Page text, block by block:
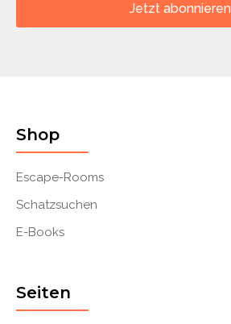
Jetzt abonnieren
Shop
Escape-Rooms
Schatzsuchen
E-Books
Seiten